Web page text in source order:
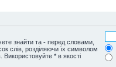
знайти та - перед словами,
слів, розділяючи їх символом
* в якості